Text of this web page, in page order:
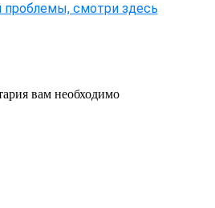
проблемы, смотри здесь
вам необходимо